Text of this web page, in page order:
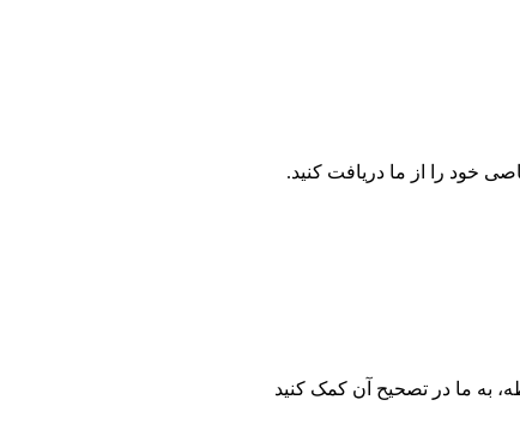
خود را از ما دریافت کنید.
به ما در تصحیح آن کمک کنید